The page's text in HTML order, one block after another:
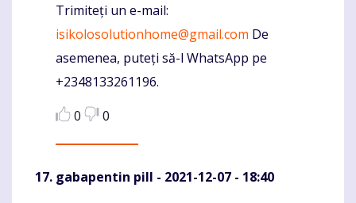
Trimiteți un e-mail:
isikolosolutionhome@gmail.com De
asemenea, puteți să-l WhatsApp pe
+2348133261196.
0
0
gabapentin pill - 2021-12-07 - 18:40